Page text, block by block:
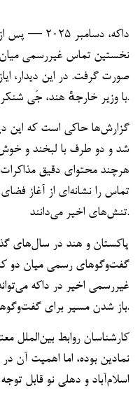
داکه،
نخستین تماس غیررسمی میان
صورت گرفت. در این دیدار،
با وزیر خارجهٔ هند، جَی شنکر، ملاقات کوتاهی داشت.
گزارش‌ها حاکی است که این
شد و دو طرف با لبخند و
هرچند محتوای دقیق مذاکرات
تماس را نشانه‌ای از آغاز
تنش‌های اخیر می‌دانند.
پاکستان و هند در سال‌های
گفت‌وگوهای رسمی میان دو
غیررسمی اخیر در داکه
باز شدن مسیر برای گفت‌وگوهای بیشتر باشد.
کارشناسان روابط بین‌الملل
نمادین بوده، اما اهمیت آن در
اسلام‌آباد و دهلی نو قابل